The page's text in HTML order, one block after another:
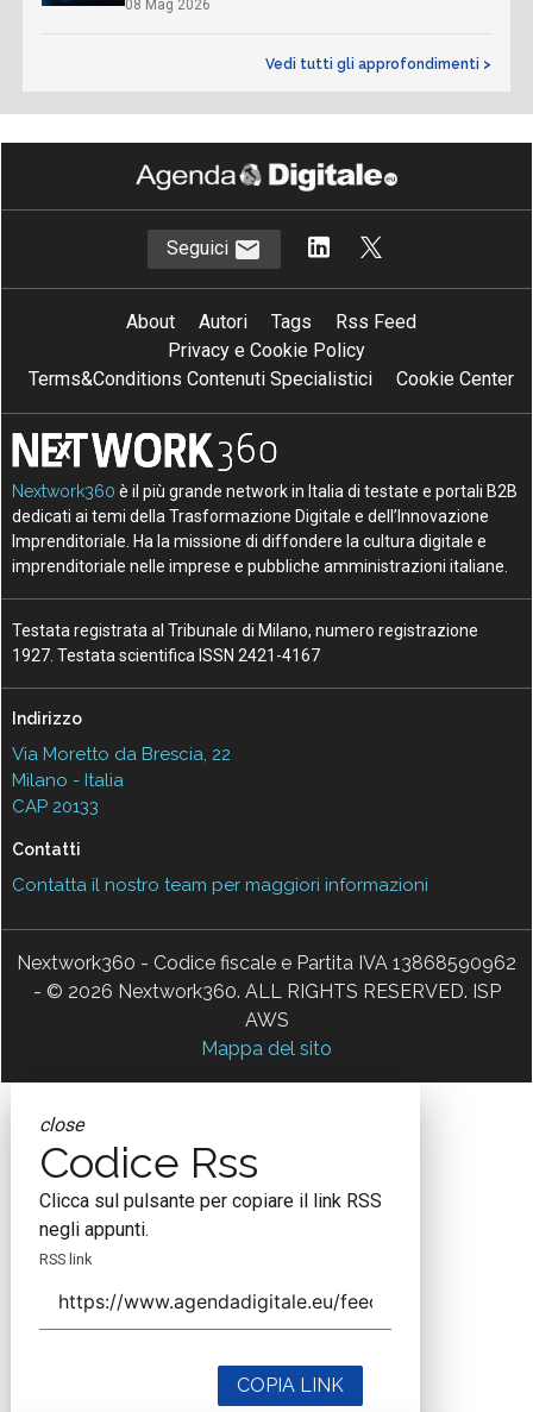
08 Mag 2026
Vedi tutti gli approfondimenti >
Seguici
About Autori Tags
Rss Feed
Privacy e Cookie Policy
Terms&Conditions Contenuti Specialistici
Cookie Center
Nextwork360 è il più grande network in Italia di testate e portali B2B
dedicati ai temi della Trasformazione Digitale e dell’Innovazione
Imprenditoriale. Ha la missione di diffondere la cultura digitale e
imprenditoriale nelle imprese e pubbliche amministrazioni italiane.
Testata registrata al Tribunale di Milano, numero registrazione
1927. Testata scientifica ISSN 2421-4167
Indirizzo
Via Moretto da Brescia, 22
Milano - Italia
CAP 20133
Contatti
Contatta il nostro team per maggiori informazioni
Nextwork360 - Codice fiscale e Partita IVA 13868590962
- © 2026 Nextwork360. ALL RIGHTS RESERVED. ISP
AWS
Mappa del sito
close
Codice Rss
Clicca sul pulsante per copiare il link RSS
negli appunti.
RSS link
COPIA LINK